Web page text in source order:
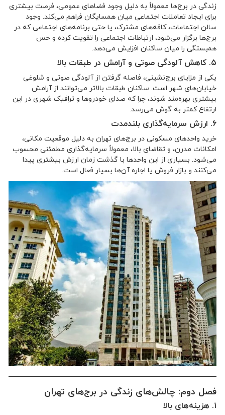
زندگی در برج‌ها معمولاً به دلیل وجود فضاهای عمومی، فرصت بیشتری
برای ایجاد تعاملات اجتماعی میان همسایگان فراهم می‌کند. وجود
سالن اجتماعات، کافه‌های مشترک، یا حتی برنامه‌های اجتماعی که در
برج‌ها برگزار می‌شود، ارتباطات اجتماعی را تقویت کرده و حس
همبستگی را میان ساکنان افزایش می‌دهد.
یکی از مزایای برج‌نشینی، فاصله گرفتن از آلودگی صوتی و شلوغی
خیابان‌های شهر است. ساکنان طبقات بالاتر می‌توانند از آرامش
بیشتری بهره‌مند شوند، چرا که صدای خودروها و ترافیک شهری در این
ارتفاع کمتر به گوش می‌رسد.
خرید واحدهای مسکونی در برج‌های تهران به دلیل موقعیت مکانی،
امکانات مدرن، و تقاضای بالا، معمولاً سرمایه‌گذاری مطمئنی محسوب
می‌شود. بسیاری از این واحدها با گذشت زمان ارزش بیشتری پیدا
می‌کنند و بازار فروش یا اجاره آن‌ها بسیار فعال است.
فصل دوم: چالش‌های زندگی در برج‌های تهران